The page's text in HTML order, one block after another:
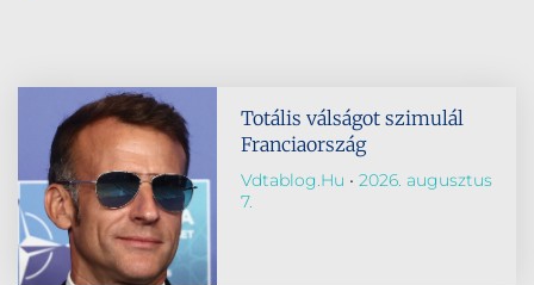
Totális válságot szimulál
Franciaország
Vdtablog.hu
2026. augusztus
7.